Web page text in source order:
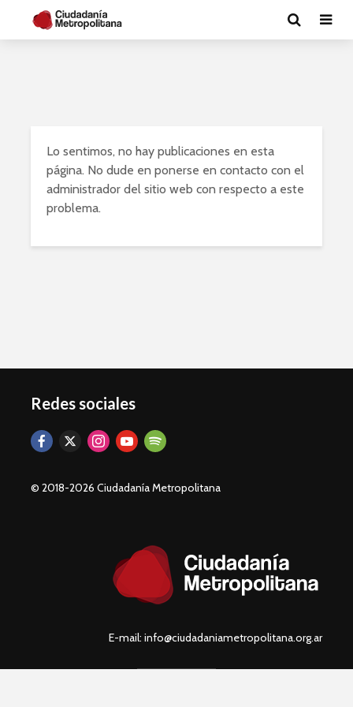
Lo sentimos, no hay publicaciones en esta
página. No dude en ponerse en contacto con el
administrador del sitio web con respecto a este
problema.
Redes sociales
© 2018-2026 Ciudadanía Metropolitana
E-mail: info@ciudadaniametropolitana.org.ar